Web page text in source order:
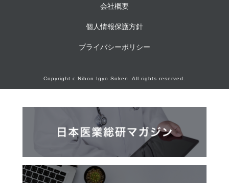
会社概要
個人情報保護方針
プライバシーポリシー
Copyright c Nihon Igyo Soken. All rights reserved.